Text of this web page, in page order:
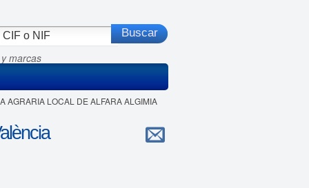
marcas
LOCAL DE ALFARA ALGIMIA